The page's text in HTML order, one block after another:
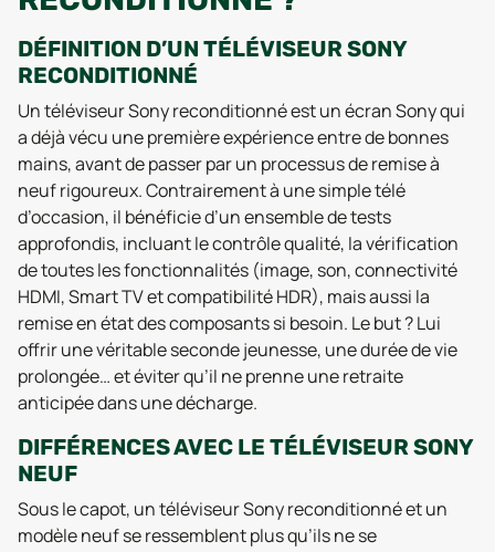
DÉFINITION D’UN TÉLÉVISEUR SONY
RECONDITIONNÉ
Un téléviseur Sony reconditionné est un écran Sony qui
a déjà vécu une première expérience entre de bonnes
mains, avant de passer par un processus de remise à
neuf rigoureux. Contrairement à une simple télé
d’occasion, il bénéficie d’un ensemble de tests
approfondis, incluant le contrôle qualité, la vérification
de toutes les fonctionnalités (image, son, connectivité
HDMI, Smart TV et compatibilité HDR), mais aussi la
remise en état des composants si besoin. Le but ? Lui
offrir une véritable seconde jeunesse, une durée de vie
prolongée… et éviter qu’il ne prenne une retraite
anticipée dans une décharge.
DIFFÉRENCES AVEC LE TÉLÉVISEUR SONY
NEUF
Sous le capot, un téléviseur Sony reconditionné et un
modèle neuf se ressemblent plus qu’ils ne se